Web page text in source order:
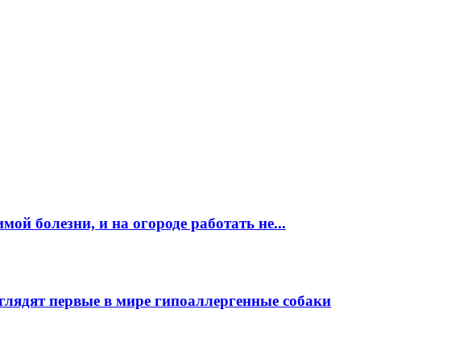
болезни, и на огороде работать не...
первые в мире гипоаллергенные собаки